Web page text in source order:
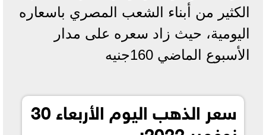
الكثير من أبناء الشعب المصري باسعاره
اليومية، حيث زاد سعره على مدار
الأسبوع الماضي 160جنيه
سعر الذهب اليوم الأربعاء 30